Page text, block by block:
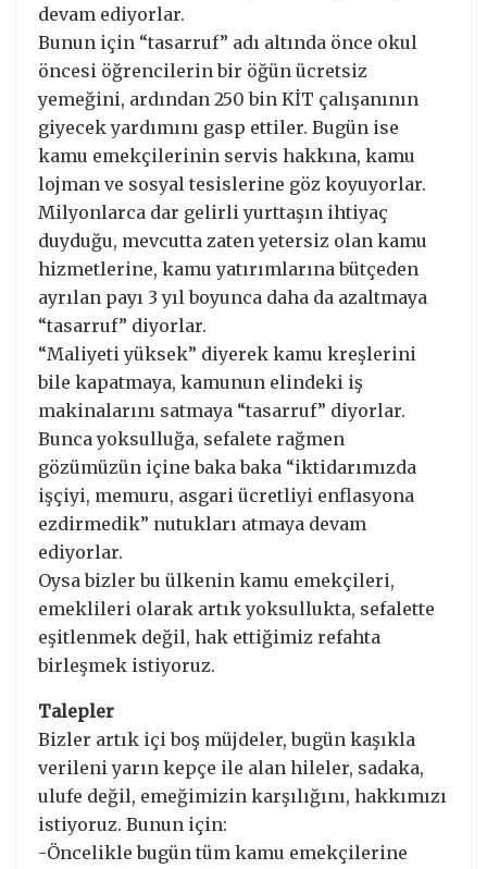
devam ediyorlar.
Bunun için “tasarruf” adı altında önce okul
öncesi öğrencilerin bir öğün ücretsiz
yemeğini, ardından 250 bin KİT çalışanının
giyecek yardımını gasp ettiler. Bugün ise
kamu emekçilerinin servis hakkına, kamu
lojman ve sosyal tesislerine göz koyuyorlar.
Milyonlarca dar gelirli yurttaşın ihtiyaç
duyduğu, mevcutta zaten yetersiz olan kamu
hizmetlerine, kamu yatırımlarına bütçeden
ayrılan payı 3 yıl boyunca daha da azaltmaya
“tasarruf” diyorlar.
“Maliyeti yüksek” diyerek kamu kreşlerini
bile kapatmaya, kamunun elindeki iş
makinalarını satmaya “tasarruf” diyorlar.
Bunca yoksulluğa, sefalete rağmen
gözümüzün içine baka baka “iktidarımızda
işçiyi, memuru, asgari ücretliyi enflasyona
ezdirmedik” nutukları atmaya devam
ediyorlar.
Oysa bizler bu ülkenin kamu emekçileri,
emeklileri olarak artık yoksullukta, sefalette
eşitlenmek değil, hak ettiğimiz refahta
birleşmek istiyoruz.
Talepler
Bizler artık içi boş müjdeler, bugün kaşıkla
verileni yarın kepçe ile alan hileler, sadaka,
ulufe değil, emeğimizin karşılığını, hakkımızı
istiyoruz. Bunun için:
-Öncelikle bugün tüm kamu emekçilerine